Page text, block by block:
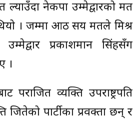
नेकपा उम्मेद्वारको मत
। जम्मा आठ सय मतले मिश्र
प्रकाशमान सिंहसँग
।
पराजित व्यक्ति उपराष्ट्रपति
जितेको पार्टीका प्रवक्ता छन् र